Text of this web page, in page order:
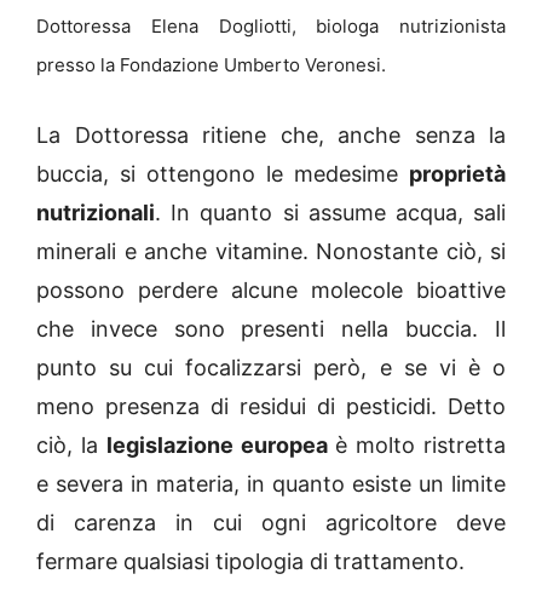
Dottoressa Elena Dogliotti, biologa nutrizionista
presso la Fondazione Umberto Veronesi.
La Dottoressa ritiene che, anche senza la
buccia, si ottengono le medesime proprietà
nutrizionali. In quanto si assume acqua, sali
minerali e anche vitamine. Nonostante ciò, si
possono perdere alcune molecole bioattive
che invece sono presenti nella buccia. Il
punto su cui focalizzarsi però, e se vi è o
meno presenza di residui di pesticidi. Detto
ciò, la legislazione europeaè molto ristretta
e severa in materia, in quanto esiste un limite
di carenza in cui ogni agricoltore deve
fermare qualsiasi tipologia di trattamento.